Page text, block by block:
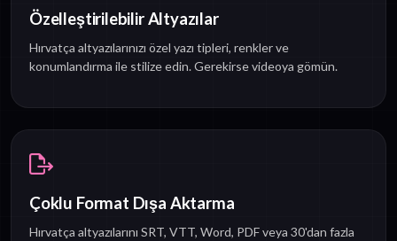
Özelleştirilebilir Altyazılar
Hırvatça altyazılarınızı özel yazı tipleri, renkler ve
konumlandırma ile stilize edin. Gerekirse videoya gömün.
Çoklu Format Dışa Aktarma
Hırvatça altyazılarını SRT, VTT, Word, PDF veya 30'dan fazla